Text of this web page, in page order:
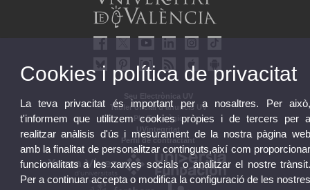
Seu Electrònica UV
Tauler oficial d'anuncis UV
Pla Estratègic
UVintegritat
Perfil de contractant
Cookies i política de privacitat
La teva privacitat és important per a nosaltres. Per
t'informem que utilitzem cookies pròpies i de tercers per
realitzar anàlisis d'ús i mesurament de la nostra pàgina
amb la finalitat de personalitzar continguts,així com
funcionalitats a les xarxes socials o analitzar el nostre
Per a continuar accepta o modifica la configuració de les